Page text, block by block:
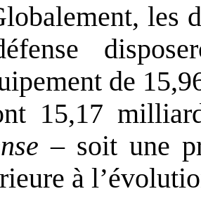
les
de
15,17
– soit une
à